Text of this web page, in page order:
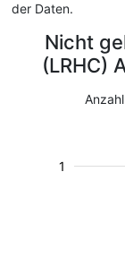
der Daten.
Nicht
(LRHC)
1